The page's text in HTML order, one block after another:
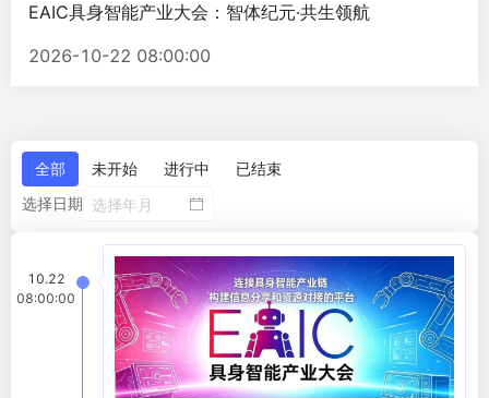
EAIC具身智能产业大会：智体纪元·共生领航
2026-10-22 08:00:00
全部 未开始 进行中
已结束
选择日期
10.22
08:00:00